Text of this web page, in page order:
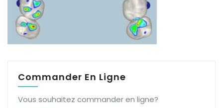
Commander En Ligne
Vous souhaitez commander en ligne?